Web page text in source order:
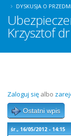
DYSKUSJA O
Krzysztof
Zaloguj się albo
Ostatni wpis
śr., 16/05/2012 - 14:15